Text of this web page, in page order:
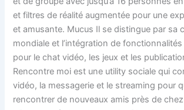
et filtres de réalité augmentée pour une
et amusante. Mucus Il se distingue par sa
mondiale et l’intégration de
pour le chat vidéo, les jeux et les
Rencontre moi est une utility sociale qui
vidéo, la messagerie et le streaming pour
rencontrer de nouveaux amis près de